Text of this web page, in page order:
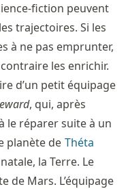
fiction peuvent
trajectoires. Si les
à ne pas emprunter,
les enrichir.
d’un petit équipage
, qui, après
le réparer suite à un
planète de Théta
la Terre. Le
de Mars. L’équipage